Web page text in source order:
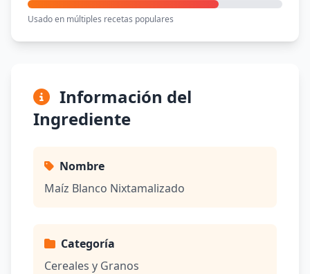
Usado en múltiples recetas populares
Información del
Ingrediente
Nombre
Maíz Blanco Nixtamalizado
Categoría
Cereales y Granos